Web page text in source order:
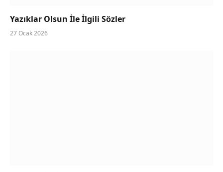
Yazıklar Olsun İle İlgili Sözler
27 Ocak 2026